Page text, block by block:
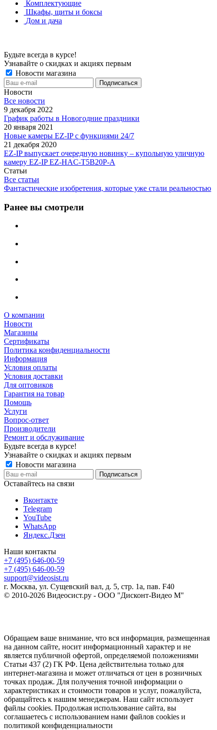
Комплектующие
Шкафы, щиты и боксы
Дом и дача
Будьте всегда в курсе!
Узнавайте о скидках и акциях первым
Новости магазина
Новости
Все новости
9 декабря 2022
График работы в Новогодние праздники
20 января 2021
Новые камеры EZ-IP с функциями 24/7
21 декабря 2020
EZ-IP выпускает очередную новинку – купольную уличную
камеру EZ-IP EZ-HAC-T5B20P-A
Статьи
Все статьи
Фантастические изобретения, которые уже стали реальностью
Ранее вы смотрели
О компании
Новости
Магазины
Сертификаты
Политика конфиденциальности
Информация
Условия оплаты
Условия доставки
Для оптовиков
Гарантия на товар
Помощь
Услуги
Вопрос-ответ
Производители
Ремонт и обслуживание
Будьте всегда в курсе!
Узнавайте о скидках и акциях первым
Новости магазина
Оставайтесь на связи
Вконтакте
Telegram
YouTube
WhatsApp
Яндекс.Дзен
Наши контакты
+7 (495) 646-00-59
+7 (495) 646-00-59
support@videosist.ru
г. Москва, ул. Сущевский вал, д. 5, стр. 1а, пав. F40
© 2010-2026 Видеосист.ру - ООО "Дисконт-Видео М"
Обращаем ваше внимание, что вся информация, размещенная
на данном сайте, носит информационный характер и не
является публичной офертой, определяемой положениями
Статьи 437 (2) ГК РФ. Цена действительна только для
интернет-магазина и может отличаться от цен в розничных
точках продаж. Для получения точной информации о
характеристиках и стоимости товаров и услуг, пожалуйста,
обращайтесь к нашим менеджерам. Наш сайт использует
файлы cookies. Продолжая использование сайта, вы
соглашаетесь с использованием нами файлов cookies и
политикой конфиденциальности